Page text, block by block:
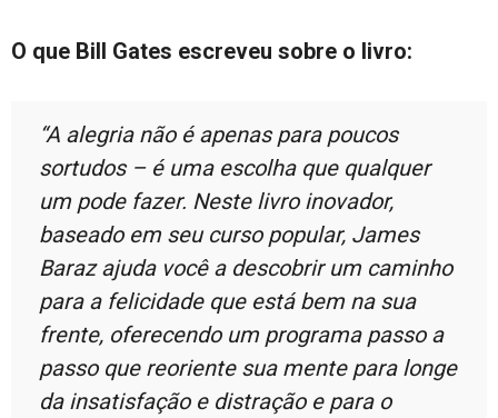
O que Bill Gates escreveu sobre o livro:
“A alegria não é apenas para poucos
sortudos – é uma escolha que qualquer
um pode fazer. Neste livro inovador,
baseado em seu curso popular, James
Baraz ajuda você a descobrir um caminho
para a felicidade que está bem na sua
frente, oferecendo um programa passo a
passo que reoriente sua mente para longe
da insatisfação e distração e para o